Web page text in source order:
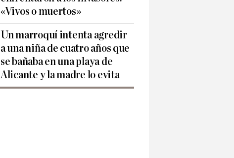
«Vivos o muertos»
Un marroquí intenta agredir
a una niña de cuatro años que
se bañaba en una playa de
Alicante y la madre lo evita